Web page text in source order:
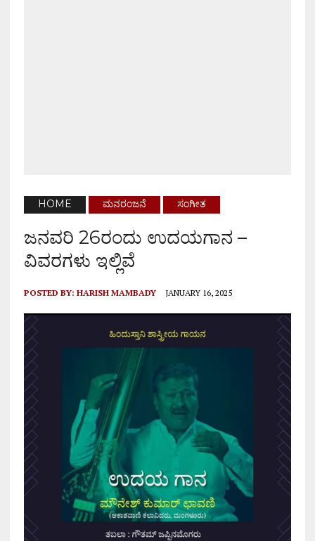
HOME ಮನರಂಜನೆ ಸಂಗೀತ
ಜನವರಿ 26ರಂದು ಉದಯಗಾನ –
ವಿವರಗಳು ಇಲ್ಲಿವೆ
POSTED BY: HARISH MAMBADY JANUARY 16, 2025